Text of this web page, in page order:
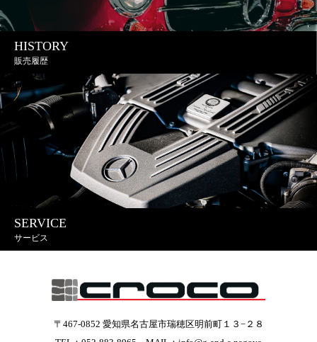
HISTORY
販売履歴
SERVICE
サービス
〒467-0852 愛知県名古屋市瑞穂区明前町１３−２８